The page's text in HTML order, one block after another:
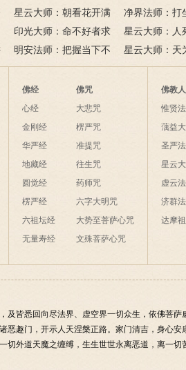
来是向前。
运？
悲道场
《心经》中的
星云大师：朝看花开满
树红，暮看花落树还空；
若将花比人间事，花与人
间事一同。
净界法师：打
该怎么念佛？
印光大师：命不好者求
美好姻缘，有个简单方
法
星云大师：人
是怎样的？
明安法师：把握当下不
后悔
星云大师：天
为毡，日月星
夜间不敢长伸
破海底天。
佛经
心经
金刚经
华严经
地藏经
圆觉经
楞严经
六祖坛经
无量寿经
佛咒
大悲咒
楞严咒
准提咒
往生咒
药师咒
六字大明咒
大势至菩萨心咒
文殊菩萨心咒
佛教
惟贤
蕅益
圣严
星云
虚云
济群
达摩
及皆悉回向尽法界、虚空界一切众生，依佛菩
恶趣门，开示人天涅槃正路。家门清吉，身心
切外道天魔之缠缚，生生世世永离恶道，离一